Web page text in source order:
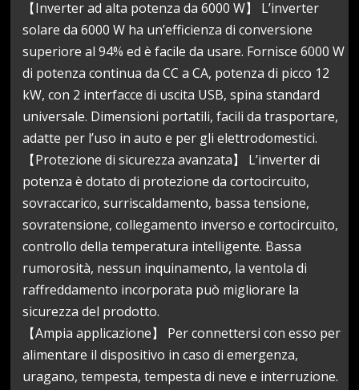
【Inverter ad alta potenza da 6000 W】 L’inverter
solare da 6000 W ha un’efficienza di conversione
superiore al 94% ed è facile da usare. Fornisce 6000 W
di potenza continua da CC a CA, potenza di picco 12
kW, con 2 interfacce di uscita USB, spina standard
universale. Dimensioni portatili, facili da trasportare,
adatte per l’uso in auto e per gli elettrodomestici.
【Protezione di sicurezza avanzata】 L’inverter di
potenza è dotato di protezione da cortocircuito,
sovraccarico, surriscaldamento, bassa tensione,
sovratensione, collegamento inverso e cortocircuito,
controllo della temperatura intelligente. Bassa
rumorosità, nessun inquinamento, la ventola di
raffreddamento incorporata può migliorare la
sicurezza del prodotto.
【Ampia applicazione】 Per connettersi con esso per
alimentare il dispositivo in caso di emergenza,
uragano, tempesta, tempesta di neve e interruzione.